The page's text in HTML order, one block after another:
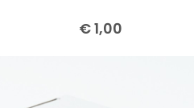
€ 1,00